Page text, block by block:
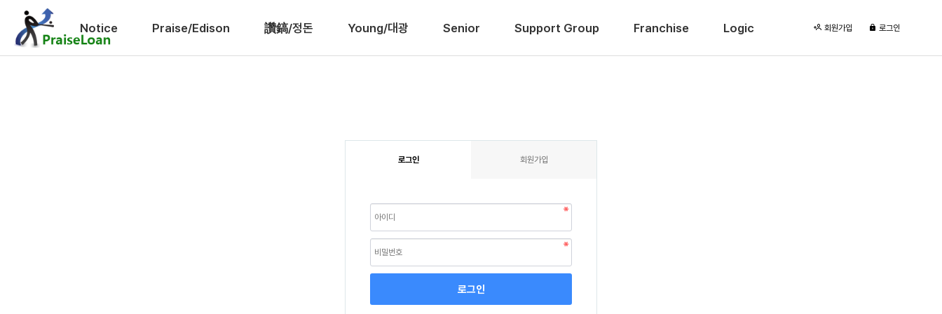
Notice Praise/Edison 讚鎬/정돈 Young/대광 Senior Support Group Franchise Logic 회원가입 로그인
로그인 회원가입
로그인